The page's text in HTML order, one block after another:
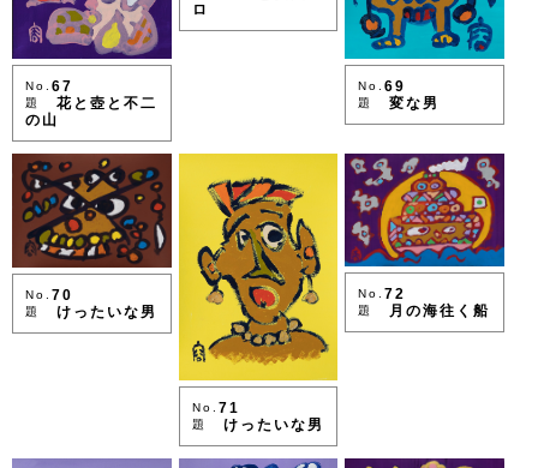
No. 67
題
花と壺と不二
の山
ロ
No.69
題 変な男
No. 70
題 けったいな男
No. 71
題 けったいな男
No.72
題 月の海往く船